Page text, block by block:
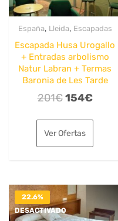
España, Lleida, Escapadas
Escapada Husa Urogallo
+ Entradas arbolismo
Natur Labran + Termas
Baronia de Les Tarde
201€ El
original
era:
154€El
es:
Ver Ofertas
22.6%
DESACTIVADO